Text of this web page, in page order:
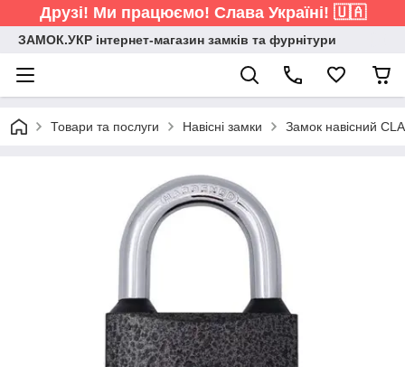
Друзі! Ми працюємо! Слава Україні! 🇺🇦
ЗАМОК.УКР інтернет-магазин замків та фурнітури
Товари та послуги Навісні замки Замок навісний